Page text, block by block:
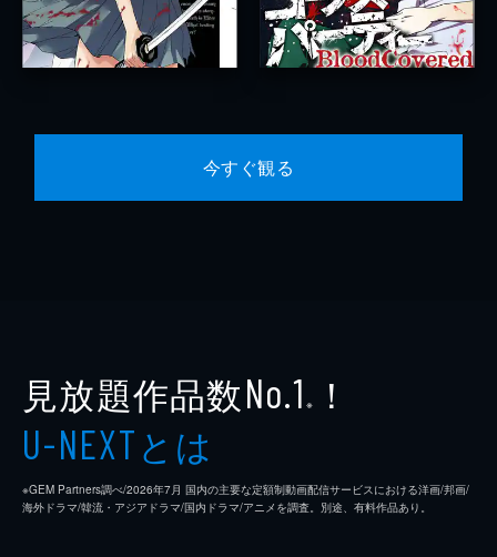
今すぐ観る
見放題作品数No.1 ※ ！
U-NEXTとは
※GEM Partners調べ/2026年7⽉ 国内の主要な定額制動画配信サービスにおける洋画/邦画/
海外ドラマ/韓流・アジアドラマ/国内ドラマ/アニメを調査。別途、有料作品あり。